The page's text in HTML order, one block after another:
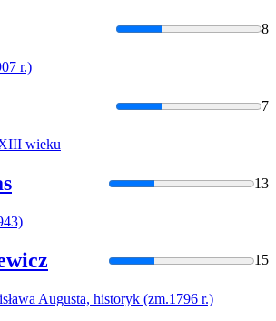
8
r.)
7
wieku
13
15
Augusta, historyk (zm.1796 r.)